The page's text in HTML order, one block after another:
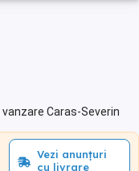
Caras-Severin
Vezi anunțuri
cu livrare